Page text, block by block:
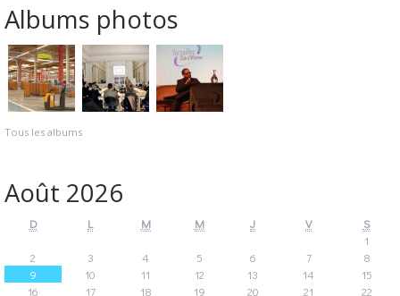
Albums photos
Tous les albums
Août 2026
D L M M J V
S
1
2
3 4 5 6 7
8
9
10 11 12 13 14
15
16
17 18 19 20 21
22